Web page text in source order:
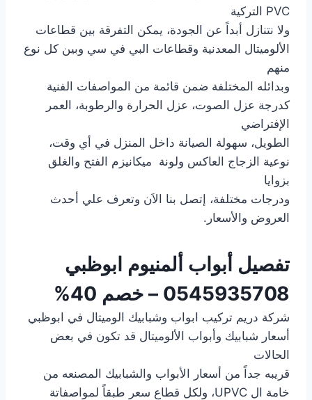
PVC التركية
ولا نتنازل أبداً عن الجودة، يمكن التفرقة بين قطاعات
الألوميتال المعدنية وقطاعات البي في سي وبين كل نوع
منهم
وبدائله المختلفة ضمن قائمة من المواصفات الفنية
كدرجة عزل الصوت، عزل الحرارة والرطوبة، العمر
الإفتراضي
الطويل، سهولة الصيانة داخل المنزل في أي وقت،
نوعية الزجاج العاكس ولونة ميكانيزم الفتح والغلق
بزوايا
ودرجات مختلفة، إتصل بنا الاَن وتعرف علي أحدث
العروض والأسعار.
تفصيل أبواب ألمنيوم ابوظبي
0545935708 – خصم 40%
شركة دريم تركيب ابواب وشبابيك الوميتال في ابوظبي
أسعار شبابيك وأبواب الألوميتال قد تكون في بعض
الحالات
قريبه جداً من أسعار الأبواب والشبابيك المصنعه من
خامة ال UPVC، ولكل قطاع سعر طبقاً لمواصفاتة